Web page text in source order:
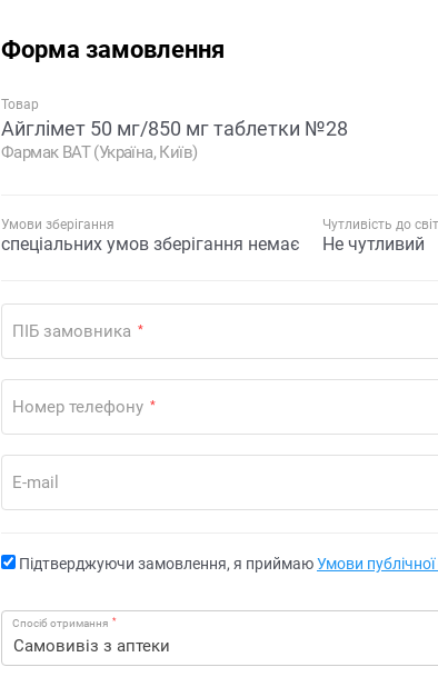
Форма замовлення
Товар
Айглімет 50 мг/850 мг таблетки №28
Фармак ВАТ (Україна, Київ)
Умови зберігання
спеціальних умов зберігання немає
Чутливість до
Не чутливий
ПІБ замовника *
Номер телефону *
E-mail
Підтверджуючи замовлення, я приймаюУмови
Спосіб отримання *